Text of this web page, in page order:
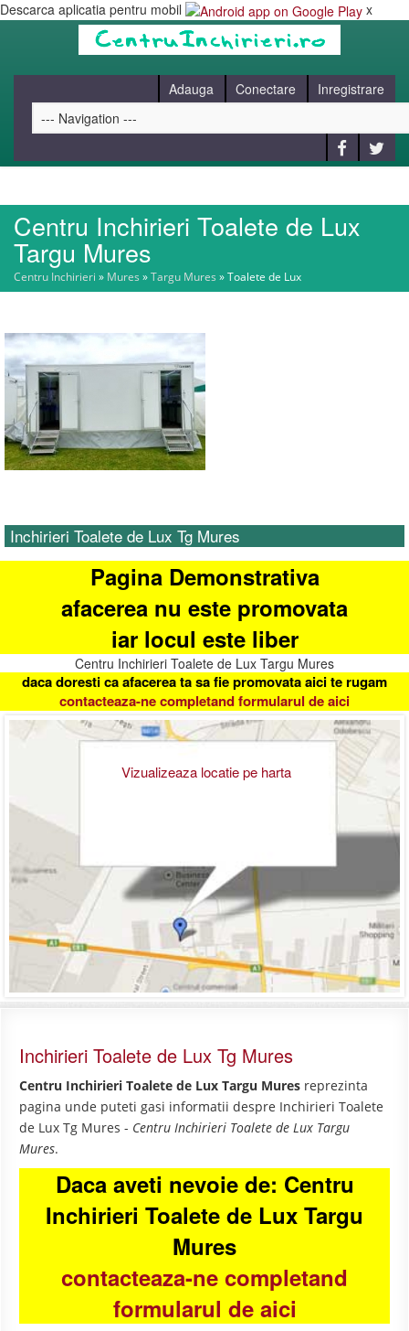
Descarca aplicatia pentru mobil x
Adauga Conectare Inregistrare
HOME
CAUT
BLOG
CONTACT
Centru Inchirieri Toalete de Lux
Targu Mures
Centru Inchirieri » Mures »Targu Mures »Toalete de Lux
Inchirieri Toalete de Lux Tg Mures
Pagina Demonstrativa
afacerea nu este promovata
iar locul este liber
Centru Inchirieri Toalete de Lux Targu Mures
daca doresti ca afacerea ta sa fie promovata aici te rugam
contacteaza-ne completand formularul de aici
Vizualizeaza locatie pe harta
Inchirieri Toalete de Lux Tg Mures
Centru Inchirieri Toalete de Lux Targu Mures reprezinta
pagina unde puteti gasi informatii despre Inchirieri Toalete
de Lux Tg Mures - Centru Inchirieri Toalete de Lux Targu
Mures.
Daca aveti nevoie de: Centru
Inchirieri Toalete de Lux Targu
Mures
contacteaza-ne completand
formularul de aici